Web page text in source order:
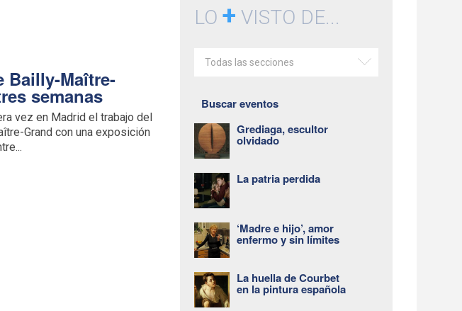
Bailly-Maître-
semanas
vez en Madrid el trabajo del
Grand con una exposición
LO+ VISTO DE...
Todas las secciones
Buscar eventos
Grediaga, escultor
olvidado
La patria perdida
‘Madre e hijo’, amor
enfermo y sin límites
La huella de Courbet
en la pintura española